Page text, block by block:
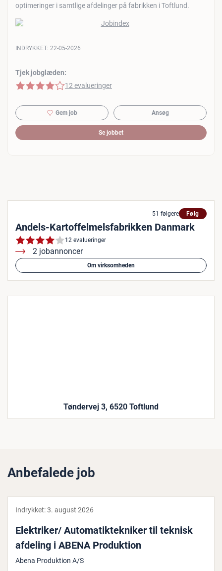
optimeringer i samtlige afdelinger på fabrikken i Toftlund.
Tjek jobglæden:
4 af 5 stjerner
12 evalueringer
INDRYKKET: 22-05-2026
Gem job Ansøg
Se jobbet
51 følgere Følg
Andels-Kartoffelmelsfabrikken Danmark
12 evalueringer
2 jobannoncer
Om virksomheden
Tøndervej 3, 6520 Toftlund
Anbefalede job
Indrykket:3. august 2026
Elek­tri­ker/ Au­to­ma­tik­tek­ni­ker til teknisk
afdeling i ABENA Pro­duk­tion
Abena Produktion A/S